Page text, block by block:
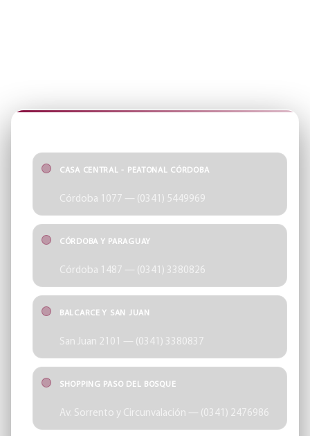
CASA CENTRAL - PEATONAL CÓRDOBA
Córdoba 1077 — (0341) 5449969
CÓRDOBA Y PARAGUAY
Córdoba 1487 — (0341) 3380826
BALCARCE Y SAN JUAN
San Juan 2101 — (0341) 3380837
SHOPPING PASO DEL BOSQUE
Av. Sorrento y Circunvalación — (0341) 2476986